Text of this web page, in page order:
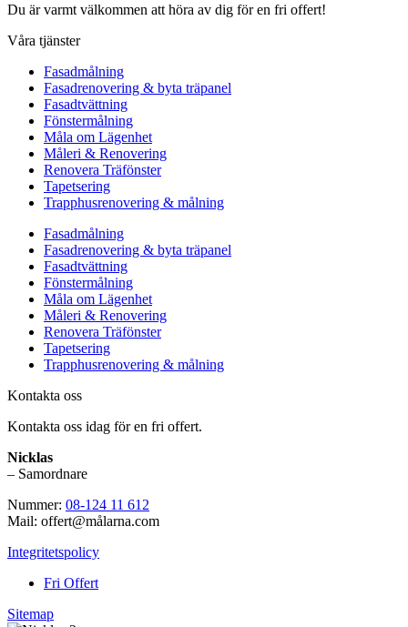
Du är varmt välkommen att höra av dig för en fri offert!
Våra tjänster
Fasadmålning
Fasadrenovering & byta träpanel
Fasadtvättning
Fönstermålning
Måla om Lägenhet
Måleri & Renovering
Renovera Träfönster
Tapetsering
Trapphusrenovering & målning
Fasadmålning
Fasadrenovering & byta träpanel
Fasadtvättning
Fönstermålning
Måla om Lägenhet
Måleri & Renovering
Renovera Träfönster
Tapetsering
Trapphusrenovering & målning
Kontakta oss
Kontakta oss idag för en fri offert.
Nicklas
– Samordnare
Nummer: 08-124 11 612
Mail: offert@målarna.com
Integritetspolicy
Fri Offert
Sitemap